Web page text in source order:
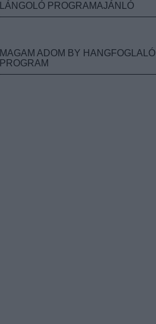
LÁNGOLÓ PROGRAMAJÁNLÓ
MAGAM ADOM BY HANGFOGLALÓ
PROGRAM